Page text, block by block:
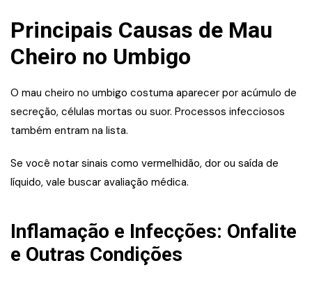
Principais Causas de Mau
Cheiro no Umbigo
O mau cheiro no umbigo costuma aparecer por acúmulo de
secreção, células mortas ou suor. Processos infecciosos
também entram na lista.
Se você notar sinais como vermelhidão, dor ou saída de
líquido, vale buscar avaliação médica.
Inflamação e Infecções: Onfalite
e Outras Condições